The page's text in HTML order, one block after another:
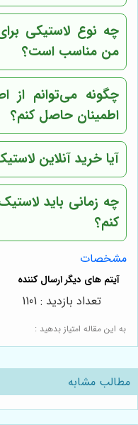
چه نوع لاستیکی
من مناسب است؟
چگونه می‌توانم از
اطمینان حاصل کنم؟
آیا خرید آنلاین
چه زمانی باید
کنم؟
مشخصات
به این مقاله امتیاز بدهید :
تعداد بازدید : 1101
مطالب مشابه